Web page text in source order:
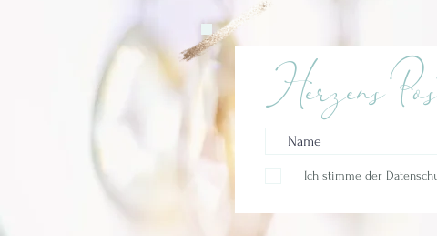
Herzens
Ich stimme der